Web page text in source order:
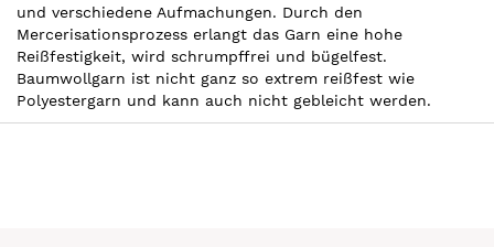
und verschiedene Aufmachungen. Durch den
Mercerisationsprozess erlangt das Garn eine hohe
Reißfestigkeit, wird schrumpffrei und bügelfest.
Baumwollgarn ist nicht ganz so extrem reißfest wie
Polyestergarn und kann auch nicht gebleicht werden.